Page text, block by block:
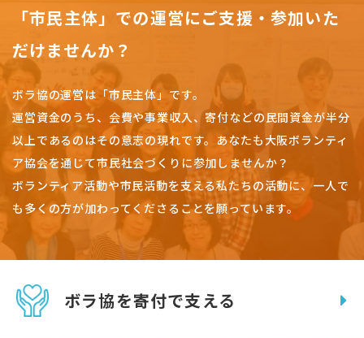
「市民主体」での運営にご支援・参加いた
だけませんか？
ボラ協の運営は「市民主体」です。
運営資金のうち、会費や事業収入、寄付などの民間資金が半分
以上であるのはその意志の現れです。 あなたも大阪ボランティ
ア協会を通じて市民社会づくりに参加しませんか？
ボランティア活動や市民活動を支える私たちの活動に、一人で
も多くの方が加わってくださることを願っています。
ボラ協を寄付で支える